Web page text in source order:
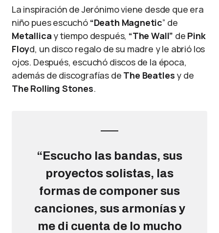
La inspiración de Jerónimo viene desde que era
niño pues escuchó “Death Magnetic” de
Metallica y tiempo después, “The Wall” de Pink
Floyd, un disco regalo de su madre y le abrió los
ojos. Después, escuchó discos de la época,
además de discografías de The Beatles y de
The Rolling Stones.
“Escucho las bandas, sus
proyectos solistas, las
formas de componer sus
canciones, sus armonías y
me di cuenta de lo mucho